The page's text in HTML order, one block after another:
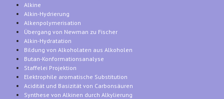
Alkine
Alkin-Hydrierung
Alkenpolymerisation
Übergang von Newman zu Fischer
Alkin-Hydratation
Bildung von Alkoholaten aus Alkoholen
Butan-Konformationsanalyse
Staffelei Projektion
Elektrophile aromatische Substitution
Acidität und Basizität von Carbonsäuren
Synthese von Alkinen durch Alkylierung